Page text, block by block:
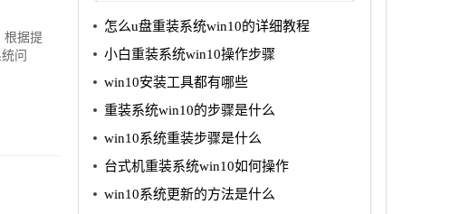
根据提
问
怎么u盘重装系统win10的详细教程
小白重装系统win10操作步骤
win10安装工具都有哪些
重装系统win10的步骤是什么
win10系统重装步骤是什么
台式机重装系统win10如何操作
win10系统更新的方法是什么